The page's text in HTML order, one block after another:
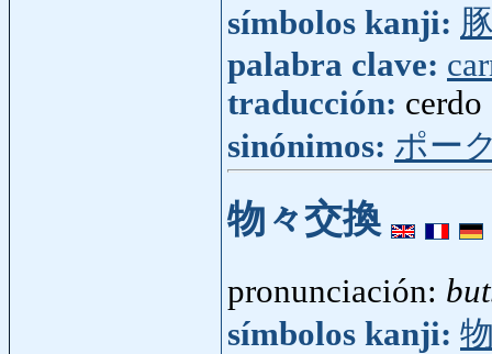
símbolos kanji:
palabra clave:
traducción: cerdo
sinónimos: ポー
物々交換
pronunciación:
símbolos kanji: